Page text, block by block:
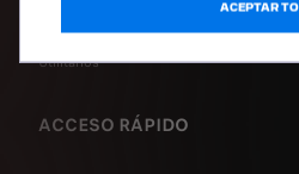
SUV
Utilitarios
ACCESO RÁPIDO
ACEPTAR